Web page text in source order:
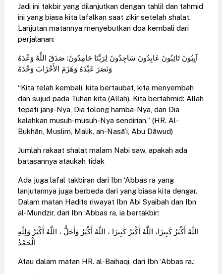
Jadi ini takbir yang dilanjutkan dengan tahlil dan tahmid
ini yang biasa kita lafalkan saat zikir setelah shalat.
Lanjutan matannya menyebutkan doa kembali dari
perjalanan:
آيِبُونَ تَائِبُونَ عَابِدُونَ سَاجِدُونَ لِرَبِّنَا حَامِدُونَ: صَدَقَ اللَّهُ وَعْدَهُ
وَنَصَرَ عَبْدَهُ وَهَزَمَ الأَحْزَابَ وَحْدَهُ
“Kita telah kembali, kita bertaubat, kita menyembah
dan sujud pada Tuhan kita (Allah). Kita bertahmid: Allah
tepati janji-Nya, Dia tolong hamba-Nya, dan Dia
kalahkan musuh-musuh-Nya sendirian.” (HR. Al-
Bukhāri, Muslim, Malik, an-Nasā’i, Abu Dāwud)
Jumlah rakaat shalat malam Nabi saw, apakah ada
batasannya ataukah tidak
Ada juga lafal takbiran dari Ibn ‘Abbas ra yang
lanjutannya juga berbeda dari yang biasa kita dengar.
Dalam matan Hadits riwayat Ibn Abi Syaibah dan Ibn
al-Mundzir, dari Ibn ‘Abbas ra, ia bertakbir:
اللَّهُ أَكْبَرُ كَبِيرًا، اللَّهُ أَكْبَرُ كَبِيرًا ، اللَّهُ أَكْبَرُ وَأَجَلُّ ، اللَّهُ أَكْبَرُ وَلِلَّهِ
الْحَمْدُ
Atau dalam matan HR. al-Baihaqi, dari Ibn ‘Abbas ra.: